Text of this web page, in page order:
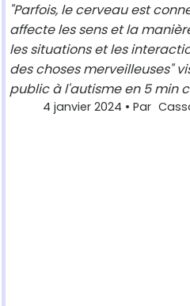
"Parfois, le cerveau est
affecte les sens et la
les situations et les
des choses merveilleuses"
public à l'autisme en 5 min
4 janvier 2024 • Par